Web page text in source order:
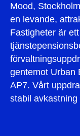
Mood,
en levande,
Fastigheter är
gentemot Urban
AP7. Vårt
stabil